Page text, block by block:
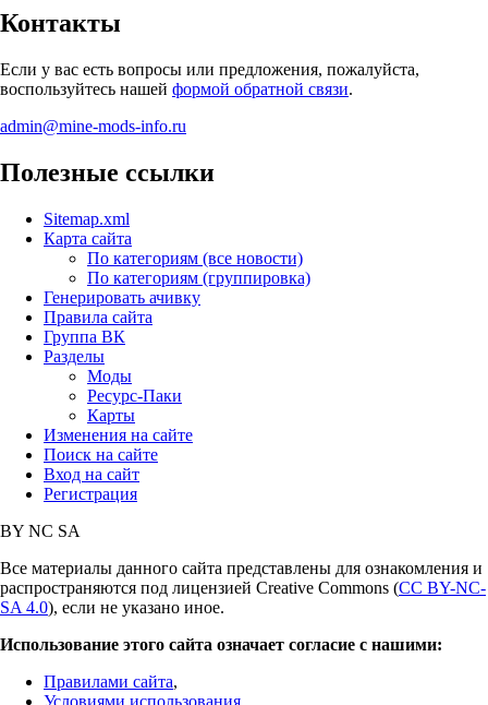
Контакты
Если у вас есть вопросы или предложения, пожалуйста,
воспользуйтесь нашей формой обратной связи.
admin@mine-mods-info.ru
Полезные ссылки
Sitemap.xml
Карта сайта
По категориям (все новости)
По категориям (группировка)
Генерировать ачивку
Правила сайта
Группа ВК
Разделы
Моды
Ресурс-Паки
Карты
Изменения на сайте
Поиск на сайте
Вход на сайт
Регистрация
BY NC SA
Все материалы данного сайта представлены для ознакомления и
распространяются под лицензией Creative Commons (CC BY-NC-
SA 4.0), если не указано иное.
Использование этого сайта означает согласие с нашими:
Правилами сайта,
Условиями использования